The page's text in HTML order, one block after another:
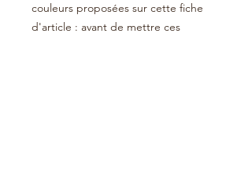
couleurs proposées sur cette fiche
d'article : avant de mettre ces